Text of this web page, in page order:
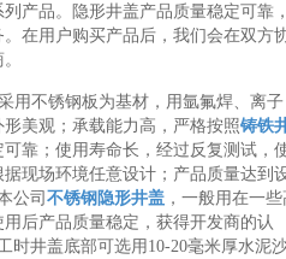
产品。隐形井盖产品质量稳定可靠
在用户购买产品后，我们会在双方
用不锈钢板为基材，用氩氟焊、离子
美观；承载能力高，严格按照铸铁
靠；使用寿命长，经过反复测试，
现场环境任意设计；产品质量达到
公司 不锈钢隐形井盖，一般用在一些
后产品质量稳定，获得开发商的认
时井盖底部可选用10-20毫米厚水泥